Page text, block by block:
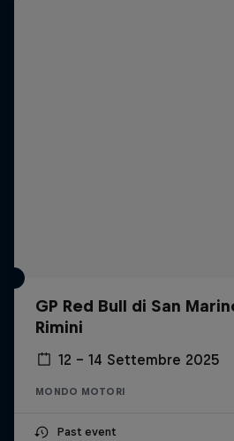
GP Red Bull di San
Rimini
12 – 14 Settembre 2025
MONDO MOTORI
Past event